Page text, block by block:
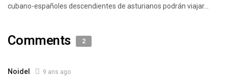
cubano-españoles descendientes de asturianos podrán viajar...
Comments 2
Noidel 9 ans ago